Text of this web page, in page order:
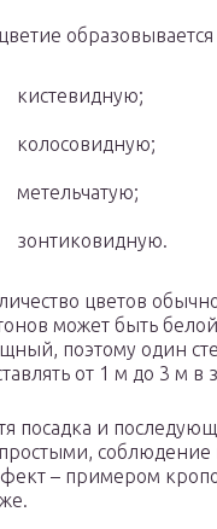
кистевидную;
колосовидную;
метельчатую;
зонтиковидную.
цветов
может быть
поэтому один
от 1 м до 3 м в
посадка и
– примером